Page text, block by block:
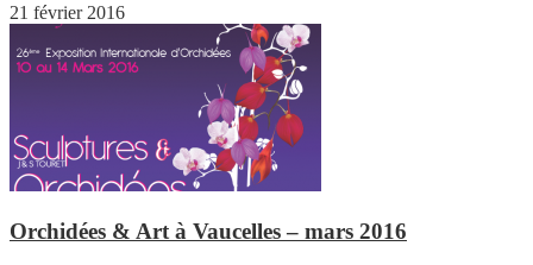
21 février 2016
Orchidées & Art à Vaucelles – mars 2016